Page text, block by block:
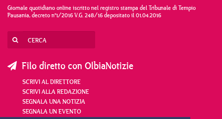
Giornale quotidiano online iscritto nel registro stampa del Tribunale di Tempio
Pausania, decreto n°1/2016 V.G. 248/16 depositato il 01.04.2016
Filo diretto con OlbiaNotizie
SCRIVI AL DIRETTORE
SCRIVI ALLA REDAZIONE
SEGNALA UNA NOTIZIA
SEGNALA UN EVENTO